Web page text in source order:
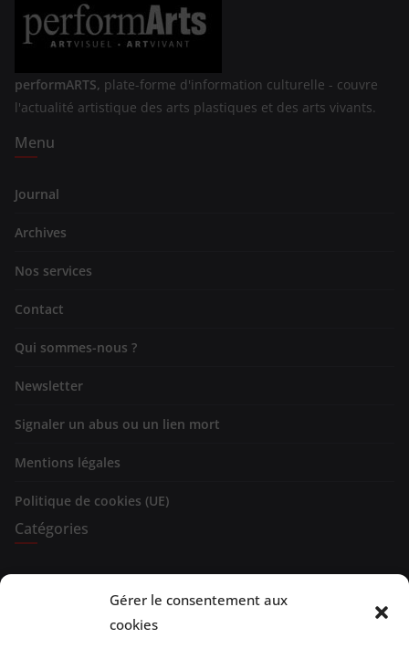
Gérer le consentement aux
cookies
performARTS, plate-forme d'information culturelle - couvre
l'actualité artistique des arts plastiques et des arts vivants.
Menu
Journal
Archives
Nos services
Contact
Qui sommes-nous ?
Newsletter
Signaler un abus ou un lien mort
Mentions légales
Politique de cookies (UE)
Catégories
Expositions